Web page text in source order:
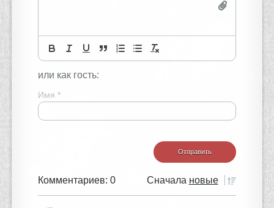
или как гость:
Имя *
Комментариев: 0 Сначала новые